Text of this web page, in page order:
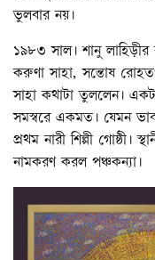
ভুলবার নয়।
১৯৮৩ সাল। শানু লাহিড়ীর
করুণা সাহা, সন্তোষ
সাহা কথাটা তুললেন।
সমস্বরে একমত। যেমন
প্রথম নারী শিল্পী গোষ্ঠী।
নামকরণ করল পঞ্চকন্যা।